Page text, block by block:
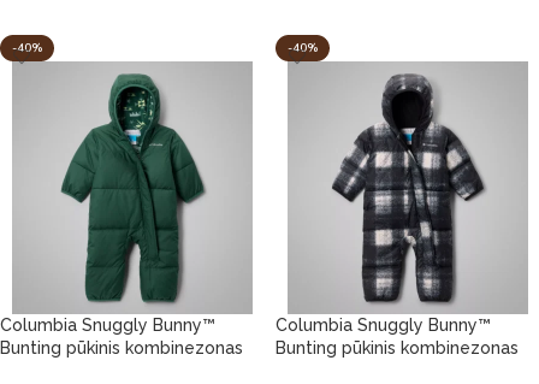
-40%
Columbia Snuggly Bunny™
Bunting pūkinis kombinezonas
-40%
Columbia Snuggly Bunny™
Bunting pūkinis kombinezonas